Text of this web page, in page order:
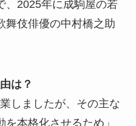
、2025年に成駒屋の若
舞伎俳優の中村橋之助
は？
しましたが、その主な
本格化させるため」